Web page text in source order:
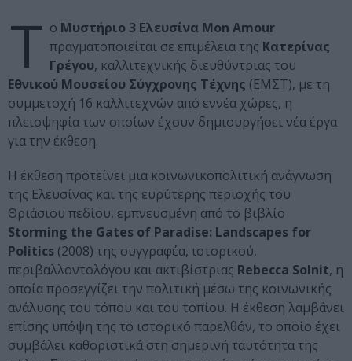
Τ ο Μυστήριο 3 Ελευσίνα Mon Amour
πραγματοποιείται σε επιμέλεια της Κατερίνας
Γρέγου, καλλιτεχνικής διευθύντριας του
Εθνικού Μουσείου Σύγχρονης Τέχνης (ΕΜΣΤ), με τη
συμμετοχή 16 καλλιτεχνών από εννέα χώρες, η
πλειοψηφία των οποίων έχουν δημιουργήσει νέα έργα
για την έκθεση.
Η έκθεση προτείνει μια κοινωνικοπολιτική ανάγνωση
της Ελευσίνας και της ευρύτερης περιοχής του
Θριάσιου πεδίου, εμπνευσμένη από το βιβλίο
Storming the Gates of Paradise: Landscapes for
Politics (2008) της συγγραφέα, ιστορικού,
περιβαλλοντολόγου και ακτιβίστριας Rebecca Solnit, η
οποία προσεγγίζει την πολιτική μέσω της κοινωνικής
ανάλυσης του τόπου και του τοπίου. Η έκθεση λαμβάνει
επίσης υπόψη της το ιστορικό παρελθόν, το οποίο έχει
συμβάλει καθοριστικά στη σημερινή ταυτότητα της